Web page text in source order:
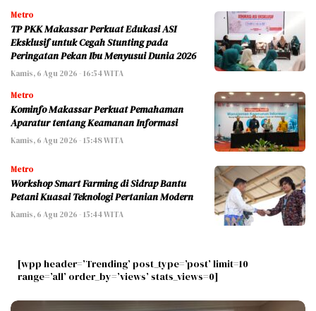
Metro
TP PKK Makassar Perkuat Edukasi ASI
Eksklusif untuk Cegah Stunting pada
Peringatan Pekan Ibu Menyusui Dunia 2026
Kamis, 6 Agu 2026 - 16:54 WITA
Metro
Kominfo Makassar Perkuat Pemahaman
Aparatur tentang Keamanan Informasi
Kamis, 6 Agu 2026 - 15:48 WITA
Metro
Workshop Smart Farming di Sidrap Bantu
Petani Kuasai Teknologi Pertanian Modern
Kamis, 6 Agu 2026 - 15:44 WITA
[wpp header=’Trending’ post_type=’post’ limit=10
range=’all’ order_by=’views’ stats_views=0]